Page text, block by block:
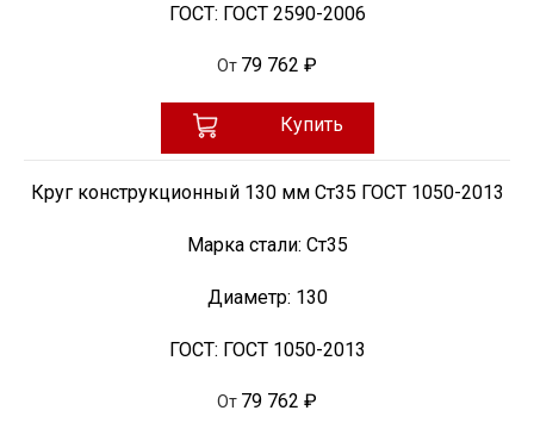
ГОСТ: ГОСТ 2590-2006
От 79 762 ₽
Купить
Круг конструкционный 130 мм Ст35 ГОСТ 1050-2013
Марка стали: Ст35
Диаметр: 130
ГОСТ: ГОСТ 1050-2013
От 79 762 ₽